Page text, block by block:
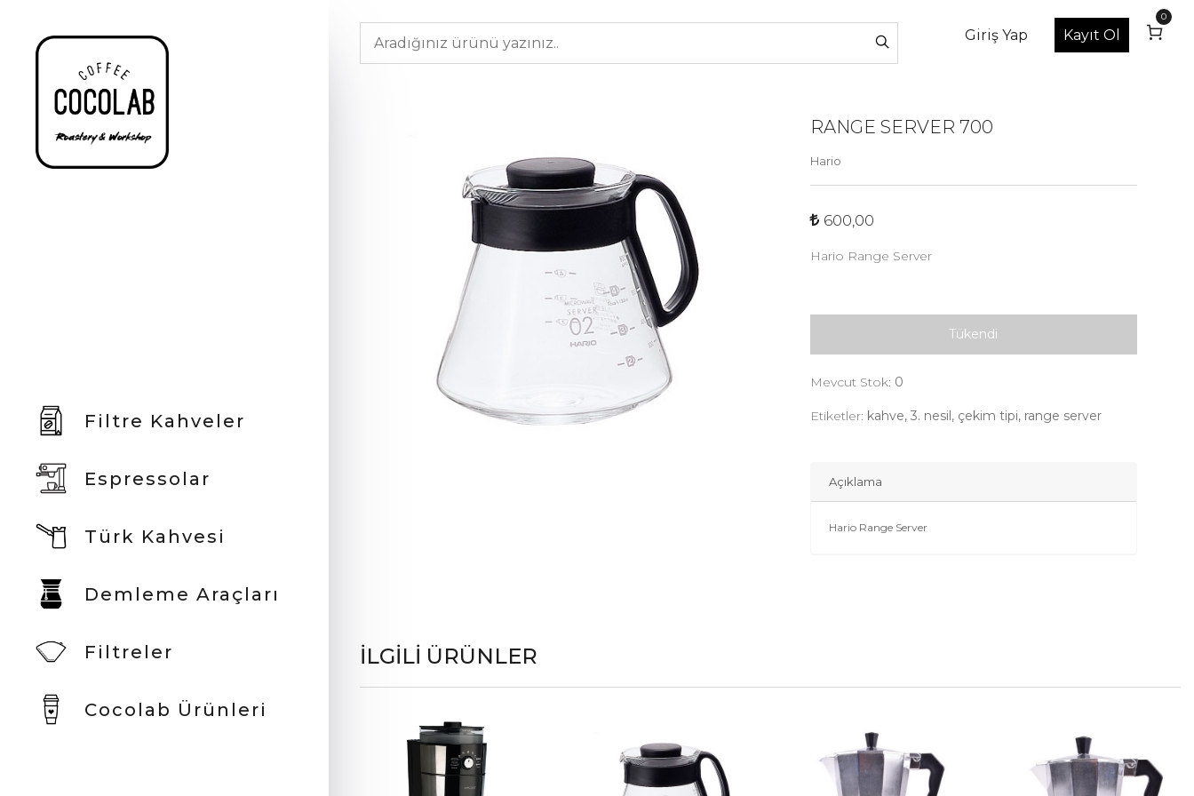
Filtre Kahveler
Espressolar
Türk Kahvesi
Demleme Araçları
Filtreler
Cocolab Ürünleri
Giriş Yap Kayıt Ol
0
RANGE SERVER 700
Hario
600,00
Hario Range Server
Tükendi
Mevcut Stok: 0
Etiketler: kahve, 3. nesil, çekim tipi, range server
Açıklama
Hario Range Server
İLGILI ÜRÜNLER